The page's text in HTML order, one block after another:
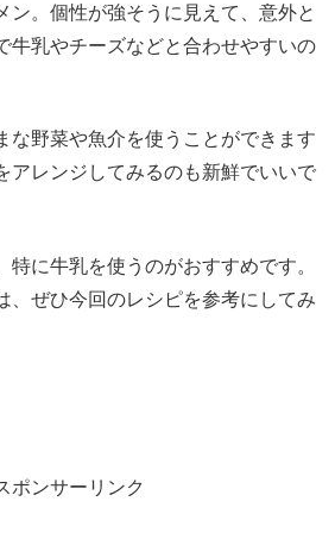
ン。個性が強そうに見えて、意外と
牛乳やチーズなどと合わせやすいの
な野菜や魚介を使うことができます
アレンジしてみるのも新鮮でいいで
特に牛乳を使うのがおすすめです。
、ぜひ今回のレシピを参考にしてみ
ポンサーリンク